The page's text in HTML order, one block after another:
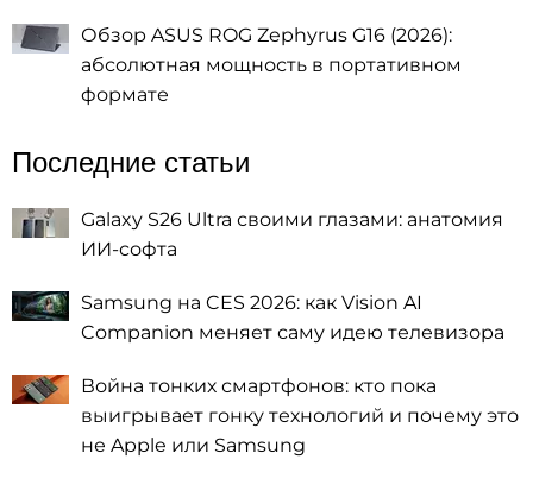
Обзор ASUS ROG Zephyrus G16 (2026):
абсолютная мощность в портативном
формате
Последние статьи
Galaxy S26 Ultra своими глазами: анатомия
ИИ-софта
Samsung на CES 2026: как Vision AI
Companion меняет саму идею телевизора
Война тонких смартфонов: кто пока
выигрывает гонку технологий и почему это
не Apple или Samsung